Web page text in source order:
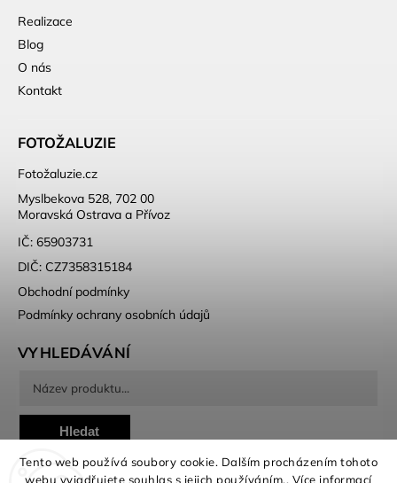
Tento web používá soubory cookie. Dalším procházením tohoto
webu vyjadřujete souhlas s jejich používáním.. Více informací
Realizace
Blog
O nás
Kontakt
FOTOŽALUZIE
Fotožaluzie.cz
Myslbekova 528, 702 00
Moravská Ostrava a Přívoz
IČ: 65903731
DIČ: CZ7358315184
Obchodní podmínky
Podmínky ochrany osobních údajů
VYHLEDÁVÁNÍ
Hledat